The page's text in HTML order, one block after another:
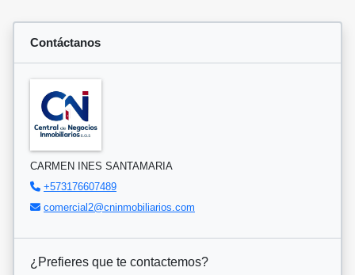
Contáctanos
CARMEN INES SANTAMARIA
+573176607489
comercial2@cninmobiliarios.com
¿Prefieres que te contactemos?